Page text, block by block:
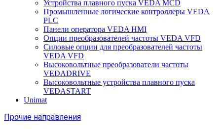
Устройства плавного пуска VEDA MCD
Промышленные логические контроллеры VEDA
PLC
Панели оператора VEDA HMI
Опции преобразователей частоты VEDA VFD
Силовые опции для преобразователей частоты
VEDA VFD
Высоковольтные преобразователи частоты
VEDADRIVE
Высоковольтные устройства плавного пуска
VEDASTART
Unimat
Прочие направления